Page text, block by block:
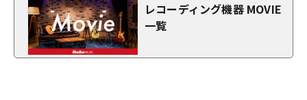
レコーディング機器 MOVIE
一覧